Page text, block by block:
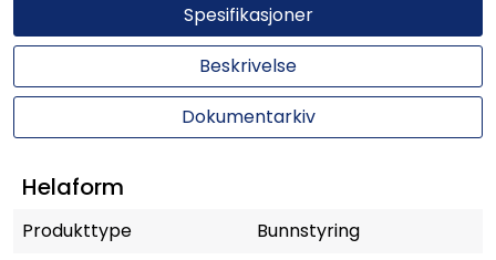
Spesifikasjoner
Beskrivelse
Dokumentarkiv
Helaform
Produkttype
Bunnstyring